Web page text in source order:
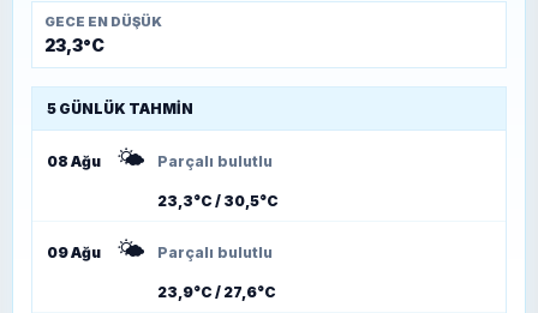
GECE EN DÜŞÜK
23,3°C
5 GÜNLÜK TAHMIN
08 Ağu 🌤️ Parçalı bulutlu
23,3°C / 30,5°C
09 Ağu 🌤️ Parçalı bulutlu
23,9°C / 27,6°C